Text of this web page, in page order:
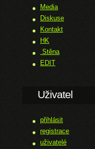
Media
Diskuse
Kontakt
HK
Stěna
EDIT
Uživatel
přihlásit
registrace
uživatelé